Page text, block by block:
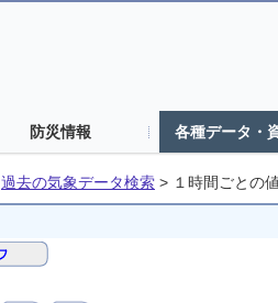
防災情報 各種データ・
過去の気象データ検索 > １時間ごとの